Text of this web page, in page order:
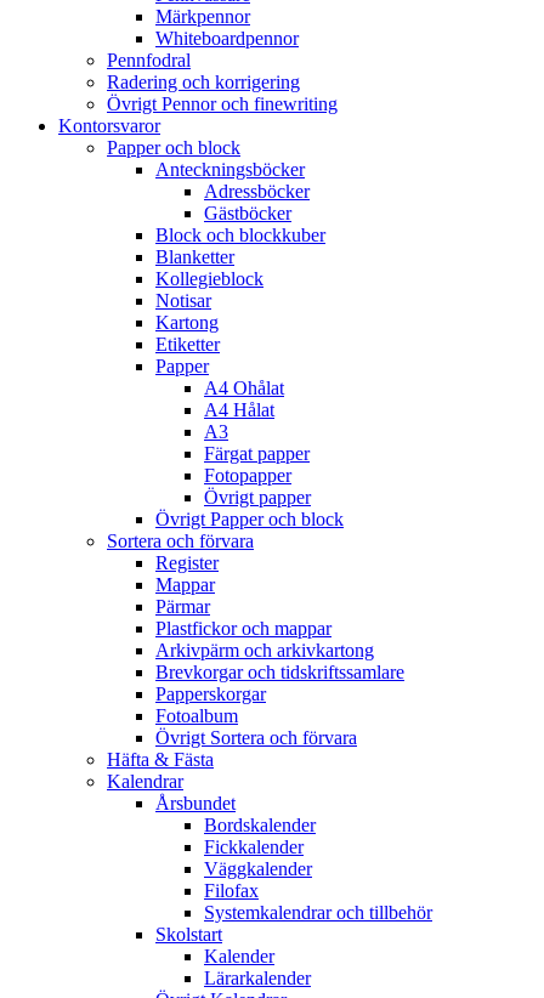
Märkpennor
Whiteboardpennor
Pennfodral
Radering och korrigering
Övrigt Pennor och finewriting
Kontorsvaror
Papper och block
Anteckningsböcker
Adressböcker
Gästböcker
Block och blockkuber
Blanketter
Kollegieblock
Notisar
Kartong
Etiketter
Papper
A4 Ohålat
A4 Hålat
A3
Färgat papper
Fotopapper
Övrigt papper
Övrigt Papper och block
Sortera och förvara
Register
Mappar
Pärmar
Plastfickor och mappar
Arkivpärm och arkivkartong
Brevkorgar och tidskriftssamlare
Papperskorgar
Fotoalbum
Övrigt Sortera och förvara
Häfta & Fästa
Kalendrar
Årsbundet
Bordskalender
Fickkalender
Väggkalender
Filofax
Systemkalendrar och tillbehör
Skolstart
Kalender
Lärarkalender